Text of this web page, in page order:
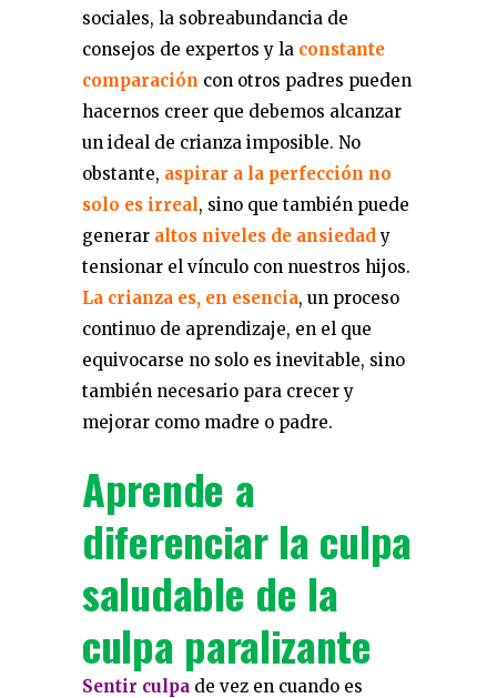
sociales, la sobreabundancia de
consejos de expertos y la constante
comparación con otros padres pueden
hacernos creer que debemos alcanzar
un ideal de crianza imposible. No
obstante, aspirar a la perfección no
solo es irreal, sino que también puede
generar altos niveles de ansiedady
tensionar el vínculo con nuestros hijos.
La crianza es, en esencia, un proceso
continuo de aprendizaje, en el que
equivocarse no solo es inevitable, sino
también necesario para crecer y
mejorar como madre o padre.
Aprende a
diferenciar la culpa
saludable de la
culpa paralizante
Sentir culpa de vez en cuando es